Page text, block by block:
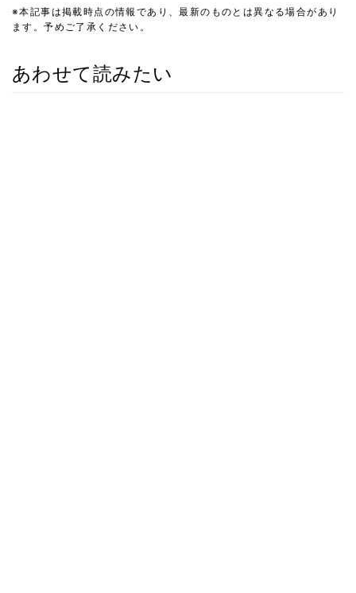
※本記事は掲載時点の情報であり、最新のものとは異なる場合があり
ます。予めご了承ください。
あわせて読みたい